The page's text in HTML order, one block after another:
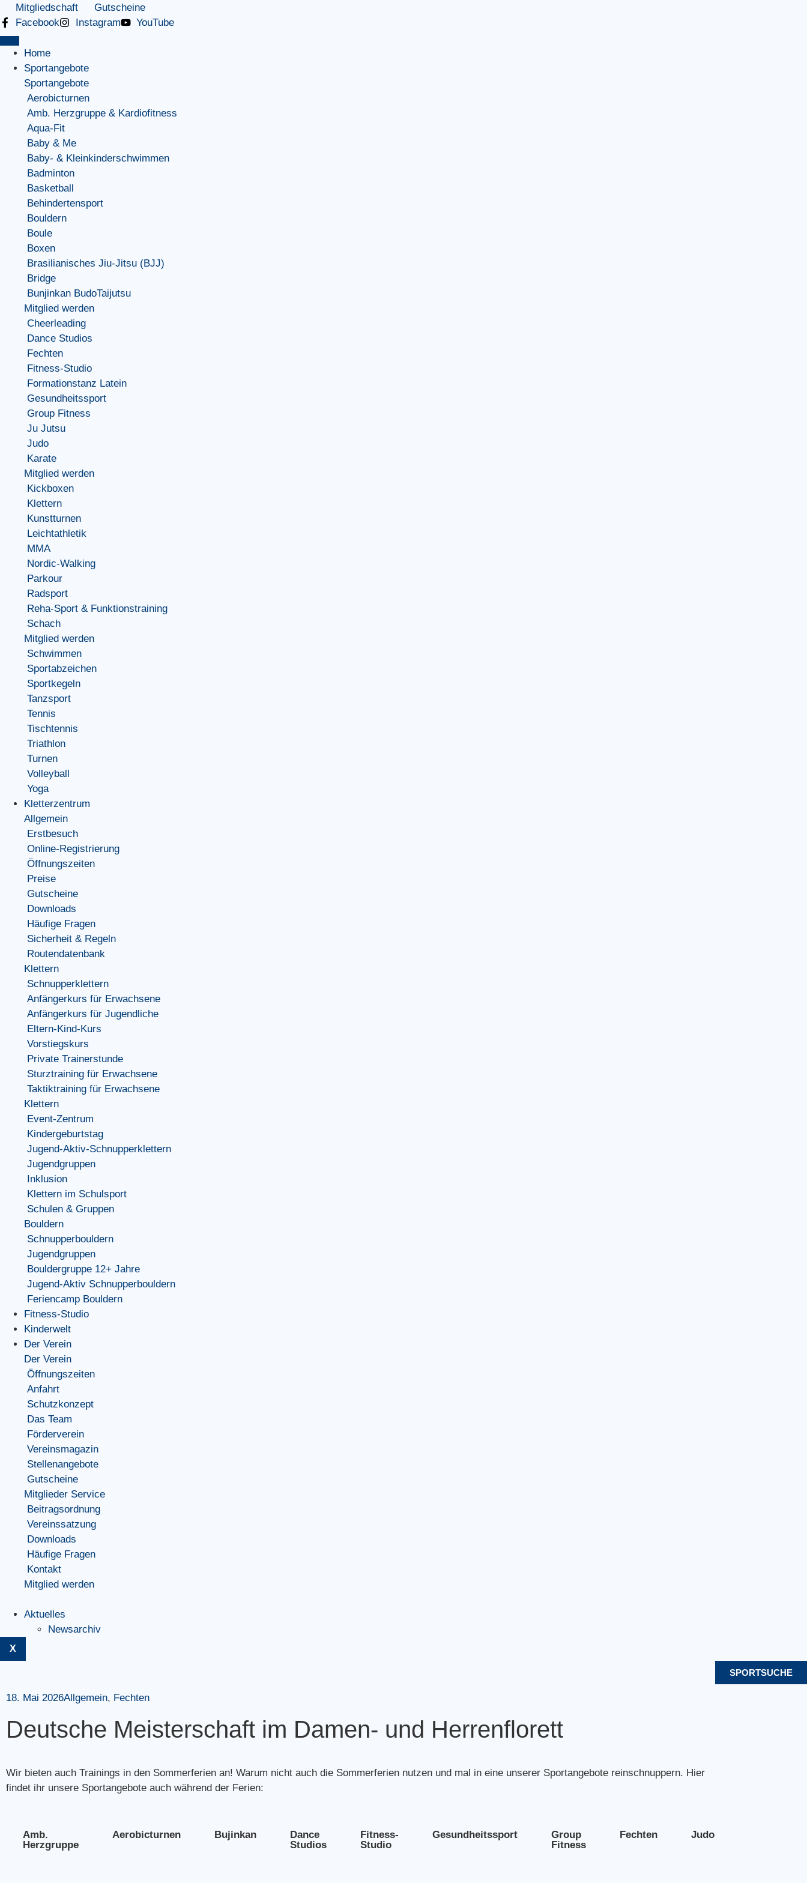
Mitgliedschaft
Gutscheine
Facebook
Instagram YouTube
Home
Sportangebote
Sportangebote
Aerobicturnen
Amb. Herzgruppe & Kardiofitness
Aqua-Fit
Baby & Me
Baby- & Kleinkinderschwimmen
Badminton
Basketball
Behindertensport
Bouldern
Boule
Boxen
Brasilianisches Jiu-Jitsu (BJJ)
Bridge
Bunjinkan BudoTaijutsu
Mitglied werden
Cheerleading
Dance Studios
Fechten
Fitness-Studio
Formationstanz Latein
Gesundheitssport
Group Fitness
Ju Jutsu
Judo
Karate
Mitglied werden
Kickboxen
Klettern
Kunstturnen
Leichtathletik
MMA
Nordic-Walking
Parkour
Radsport
Reha-Sport & Funktionstraining
Schach
Mitglied werden
Schwimmen
Sportabzeichen
Sportkegeln
Tanzsport
Tennis
Tischtennis
Triathlon
Turnen
Volleyball
Yoga
Kletterzentrum
Allgemein
Erstbesuch
Online-Registrierung
Öffnungszeiten
Preise
Gutscheine
Downloads
Häufige Fragen
Sicherheit & Regeln
Routendatenbank
Klettern
Schnupperklettern
Anfängerkurs für Erwachsene
Anfängerkurs für Jugendliche
Eltern-Kind-Kurs
Vorstiegskurs
Private Trainerstunde
Sturztraining für Erwachsene
Taktiktraining für Erwachsene
Klettern
Event-Zentrum
Kindergeburtstag
Jugend-Aktiv-Schnupperklettern
Jugendgruppen
Inklusion
Klettern im Schulsport
Schulen & Gruppen
Bouldern
Schnupperbouldern
Jugendgruppen
Bouldergruppe 12+ Jahre
Jugend-Aktiv Schnupperbouldern
Feriencamp Bouldern
Fitness-Studio
Kinderwelt
Der Verein
Der Verein
Öffnungszeiten
Anfahrt
Schutzkonzept
Das Team
Förderverein
Vereinsmagazin
Stellenangebote
Gutscheine
Mitglieder Service
Beitragsordnung
Vereinssatzung
Downloads
Häufige Fragen
Kontakt
Mitglied werden
Aktuelles
Newsarchiv
X
SPORTSUCHE
18. Mai 2026Allgemein, Fechten
Deutsche Meisterschaft im Damen- und Herrenflorett
Wir bieten auch Trainings in den Sommerferien an! Warum nicht auch die Sommerferien nutzen und mal in eine unserer Sportangebote reinschnuppern. Hier
findet ihr unsere Sportangebote auch während der Ferien:
Amb.
Herzgruppe
Aerobicturnen Bujinkan
Dance
Studios
Fitness-
Studio
Gesundheitssport
Group
Fitness
Fechten Judo